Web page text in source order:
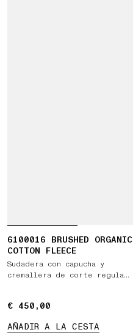
6100016 BRUSHED ORGANIC
COTTON FLEECE
Sudadera con capucha y
cremallera de corte regular
€ 450,00
€ 450,00
AÑADIR A LA CESTA